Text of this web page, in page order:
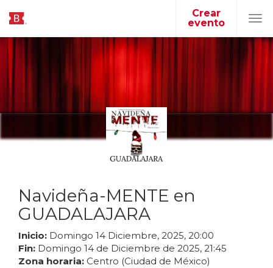
Crear
evento
Navideña-MENTE en
GUADALAJARA
Inicio: Domingo 14 Diciembre, 2025, 20:00
Fin: Domingo 14 de Diciembre de 2025, 21:45
Zona horaria: Centro (Ciudad de México)